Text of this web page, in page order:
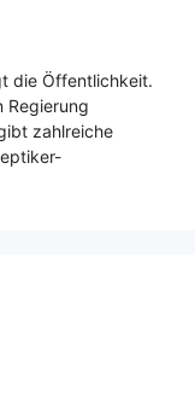
die Öffentlichkeit.
Regierung
zahlreiche